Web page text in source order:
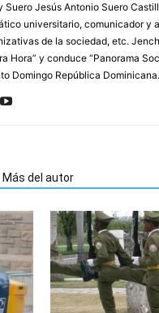
Suero Jesús Antonio Suero
universitario, comunicador y
de la sociedad, etc.
Hora” y conduce “Panorama
Domingo República Dominicana.
Más del autor